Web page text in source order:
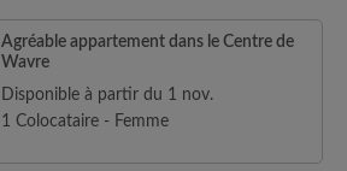
Agréable appartement dans le Centre de
Wavre
Disponible à partir du 1 nov.
1 Colocataire - Femme